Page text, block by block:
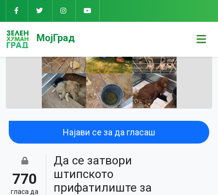
МојГрад
Најави се за да гласаш
770
гласa да
Да се затвори
штипското
прифатилиште за